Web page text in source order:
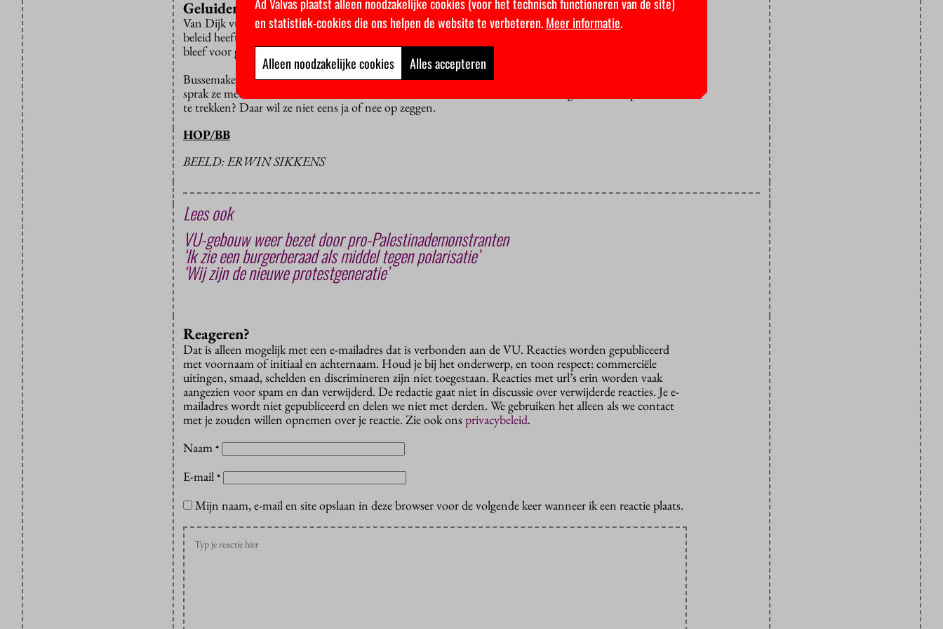
Geluiden uit de samenleving
Van Dijk vuurde nog meer vragen op haar af. Bussemaker had in het interview gezegd dat ze niets in haar
beleid heeft aangepast door de protesten. “Wilt u graag herinnerd worden als een ‘
bleef voor geluiden uit de samenleving?”, schamperde het SP-Kamerlid.
Bussemaker gaat daar niet op in en wijst alleen op haartourlangs universiteiten en hogescholen. Toen
sprak ze met “vele honderden studenten en docenten”. Of ze bereid is haar denigrerende uitspraken in
te trekken? Daar wil ze niet eens ja of nee op zeggen.
HOP/BB
BEELD: ERWIN SIKKENS
Lees ook
VU-gebouw weer bezet door pro-Palestinademonstranten
‘Ik zie een burgerberaad als middel tegen polarisatie’
‘Wij zijn de nieuwe protestgeneratie’
Reageren?
Dat is alleen mogelijk met een e-mailadres dat is verbonden aan de VU. Reacties worden gepubliceerd
met voornaam of initiaal en achternaam. Houd je bij het onderwerp, en toon respect: commerciële
uitingen, smaad, schelden en discrimineren zijn niet toegestaan. Reacties met url’s erin worden vaak
aangezien voor spam en dan verwijderd. De redactie gaat niet in discussie over verwijderde reacties. Je e-
mailadres wordt niet gepubliceerd en delen we niet met derden. We gebruiken het alleen als we contact
met je zouden willen opnemen over je reactie. Zie ook onsprivacybeleid.
Naam *
E-mail *
Mijn naam, e-mail en site opslaan in deze browser voor de volgende keer wanneer ik een reactie plaats.
en statistiek-cookies die ons helpen de website te verbeteren.Meer informatie.
Alleen noodzakelijke cookies Alles accepteren